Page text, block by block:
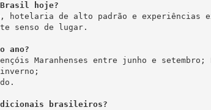
hoje?
hotelaria de alto padrão e experiências
senso de lugar.
ano?
Maranhenses entre junho e setembro;
brasileiros?